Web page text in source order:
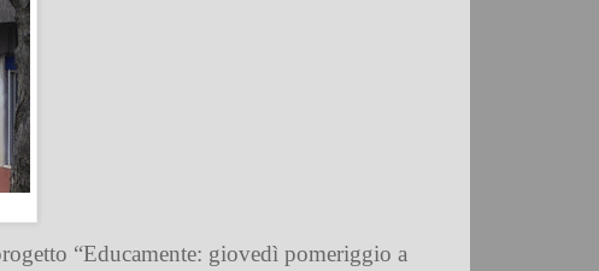
“Educamente: giovedì pomeriggio a